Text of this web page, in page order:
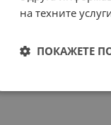
на техните
ПОКАЖЕТЕ